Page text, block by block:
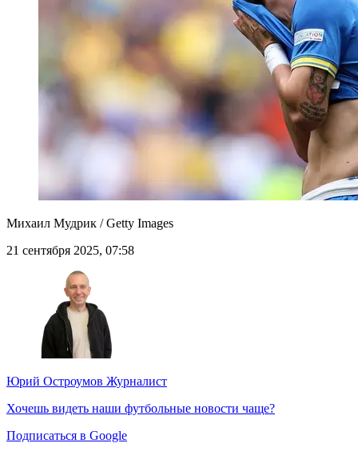
Михаил Мудрик / Getty Images
21 сентября 2025, 07:58
Юрий Остроумов Журналист
Хочешь видеть наши футбольные новости чаще?
Подписаться в Google